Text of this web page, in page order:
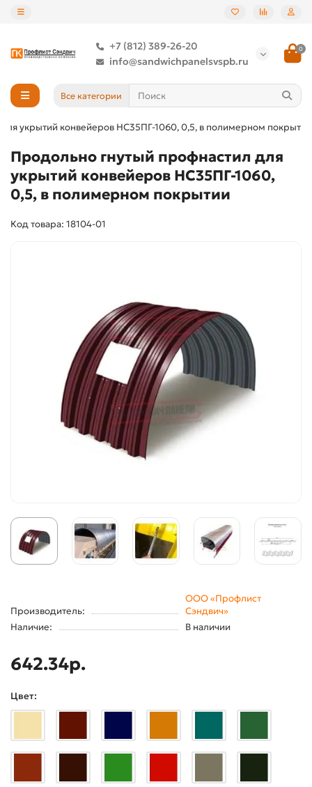
+7 (812) 389-26-20
info@sandwichpanelsvspb.ru
0
Все категории
укрытий конвейеров НС35ПГ-1060, 0,5, в полимерном покрытии
Продольно гнутый профнастил для
укрытий конвейеров НС35ПГ-1060,
0,5, в полимерном покрытии
Код товара: 18104-01
Производитель:
ООО «Профлист
Сэндвич»
Наличие:
В наличии
642.34р.
Цвет: